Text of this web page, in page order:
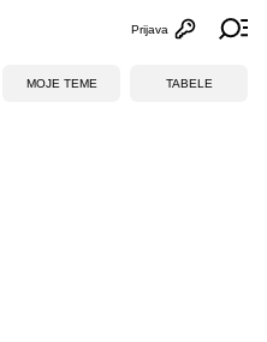
Otvori
Prijava
MOJE TEME TABELE